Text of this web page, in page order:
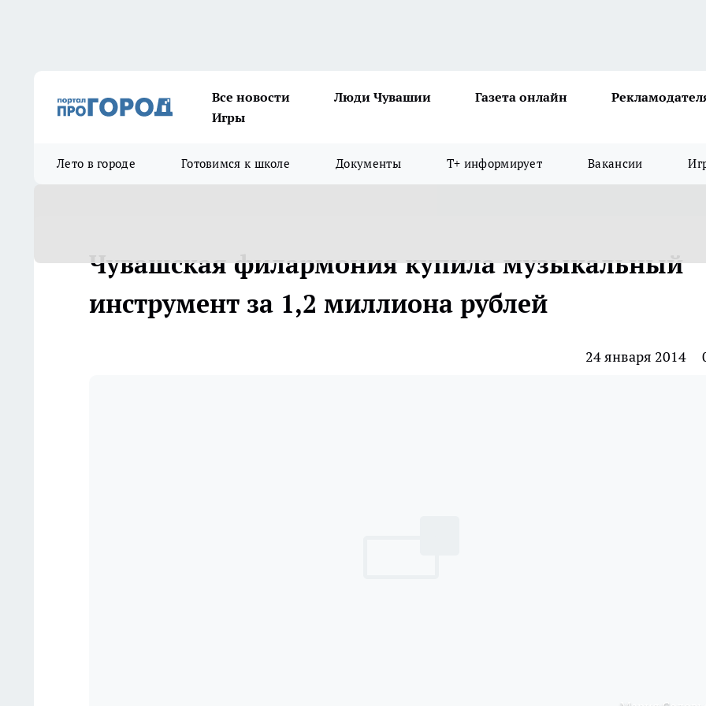
Все новости Люди Чувашии Газета онлайн
Игры
Лето в городе Готовимся к школе Документы Т+ информирует Вакансии
Чувашская филармония купила музыкальный
инструмент за 1,2 миллиона рублей
24 января 2014